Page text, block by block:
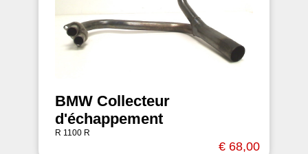
BMW Collecteur
d'échappement
R 1100 R
€ 68,00